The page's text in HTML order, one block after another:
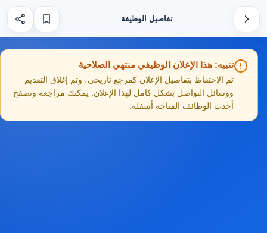
تفاصيل الوظيفة
تنبيه: هذا الإعلان الوظيفي منتهي الصلاحية
تم الاحتفاظ بتفاصيل الإعلان كمرجع تاريخي، وتم إغلاق التقديم
ووسائل التواصل بشكل كامل لهذا الإعلان. يمكنك مراجعة وتصفح
أحدث الوظائف المتاحة أسفله.